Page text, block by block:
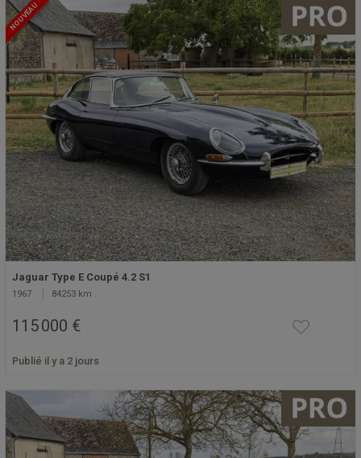
NOUVEAU
Jaguar Type E Coupé 4.2 S1
1967 84253 km
115 000 €
Publié il y a 2 jours